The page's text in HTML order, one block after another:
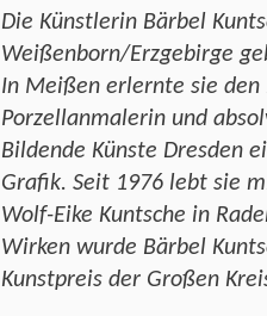
Die Künstlerin Bärbel
Weißenborn/Erzgebirge
In Meißen erlernte sie den
Porzellanmalerin und
Bildende Künste Dresden
Grafik. Seit 1976 lebt sie
Wolf-Eike Kuntsche in
Wirken wurde Bärbel
Kunstpreis der Großen